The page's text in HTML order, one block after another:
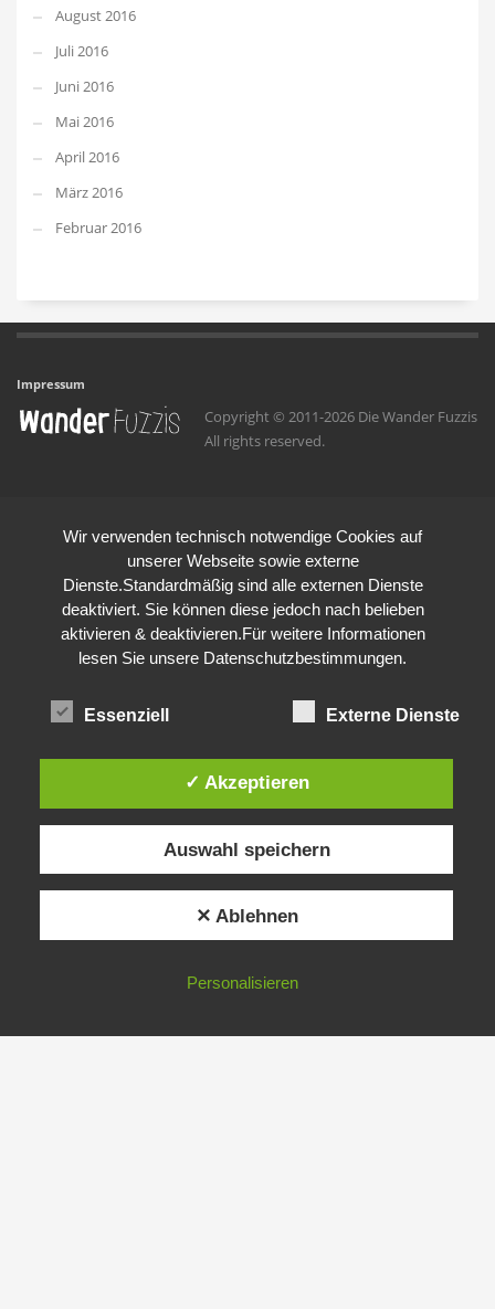
August 2016
Juli 2016
Juni 2016
Mai 2016
April 2016
März 2016
Februar 2016
Impressum
Copyright © 2011-2026 Die Wander Fuzzis
All rights reserved.
Wir verwenden technisch notwendige Cookies auf
unserer Webseite sowie externe
Dienste.Standardmäßig sind alle externen Dienste
deaktiviert. Sie können diese jedoch nach belieben
aktivieren & deaktivieren.Für weitere Informationen
lesen Sie unsere Datenschutzbestimmungen.
Essenziell Externe Dienste
✓ Akzeptieren
Auswahl speichern
✕ Ablehnen
Personalisieren